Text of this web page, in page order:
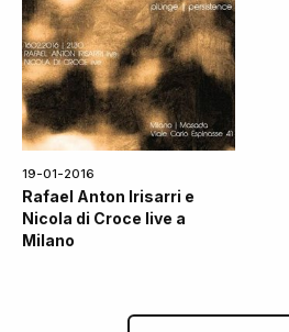
19-01-2016
Rafael Anton Irisarri e
Nicola di Croce live a
Milano